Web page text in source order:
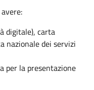
digitale), carta
nazionale dei servizi
per la presentazione